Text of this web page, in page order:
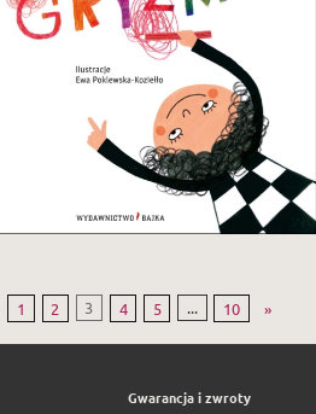
Rymowane anegdoty „z życia
i twórczości” kilkuletniego
pasjonata ekspresyjnych
rysunków.
29,90 zł
Zobacz i kup
1 2 3 4 5 ... 10 »
Gwarancja i zwroty